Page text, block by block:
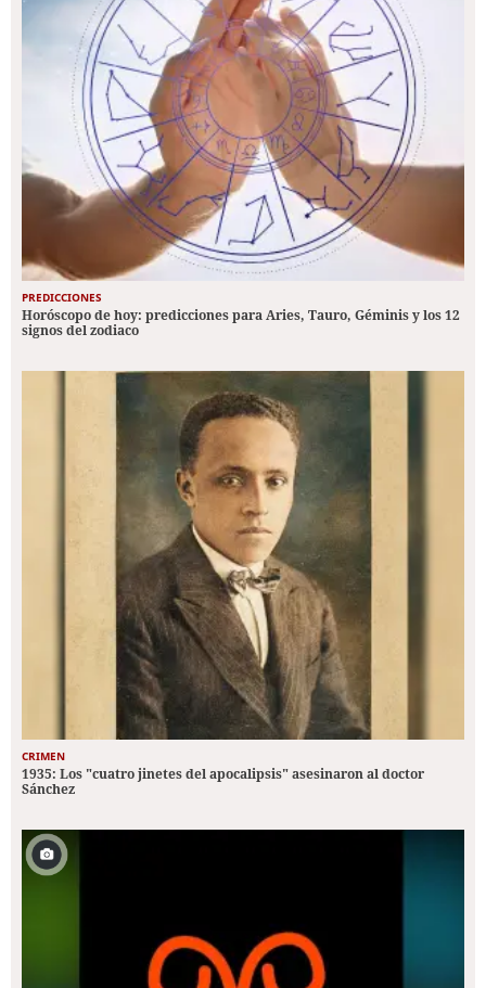
PREDICCIONES
Horóscopo de hoy: predicciones para Aries, Tauro, Géminis y los 12
signos del zodiaco
CRIMEN
1935: Los "cuatro jinetes del apocalipsis" asesinaron al doctor
Sánchez